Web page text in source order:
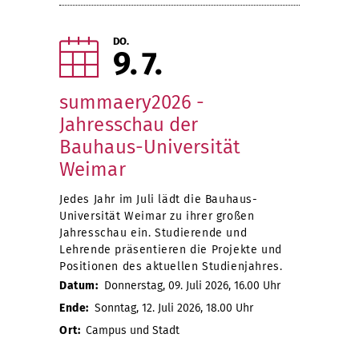
DO.
9 7
summaery2026 -
Jahresschau der
Bauhaus-Universität
Weimar
Jedes Jahr im Juli lädt die Bauhaus-
Universität Weimar zu ihrer großen
Jahresschau ein. Studierende und
Lehrende präsentieren die Projekte und
Positionen des aktuellen Studienjahres.
Datum: Donnerstag, 09. Juli 2026, 16.00 Uhr
Ende: Sonntag, 12. Juli 2026, 18.00 Uhr
Ort: Campus und Stadt